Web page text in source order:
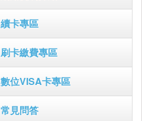
續卡專區
刷卡繳費專區
數位VISA卡專區
常見問答